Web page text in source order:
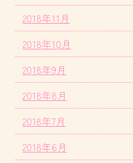
2018年11月
2018年10月
2018年9月
2018年8月
2018年7月
2018年6月